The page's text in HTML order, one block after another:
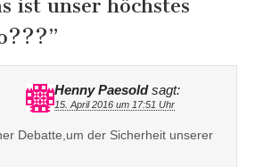
ist unser höchstes
”
Henny Paesold sagt:
15. April 2016 um 17:51 Uhr
Debatte,um der Sicherheit unserer